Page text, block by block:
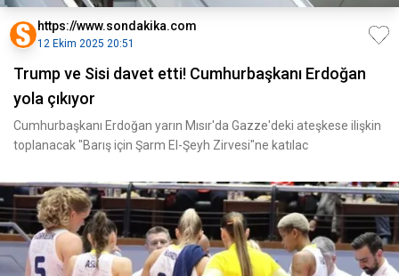
https://www.sondakika.com
12 Ekim 2025 20:51
Trump ve Sisi davet etti! Cumhurbaşkanı Erdoğan
yola çıkıyor
Cumhurbaşkanı Erdoğan yarın Mısır'da Gazze'deki ateşkese ilişkin
toplanacak "Barış için Şarm El-Şeyh Zirvesi"ne katılac